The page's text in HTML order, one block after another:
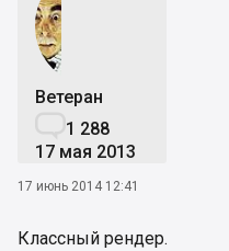
Ветеран
1 288
17 мая 2013
17 июнь 2014 12:41
Классный рендер.